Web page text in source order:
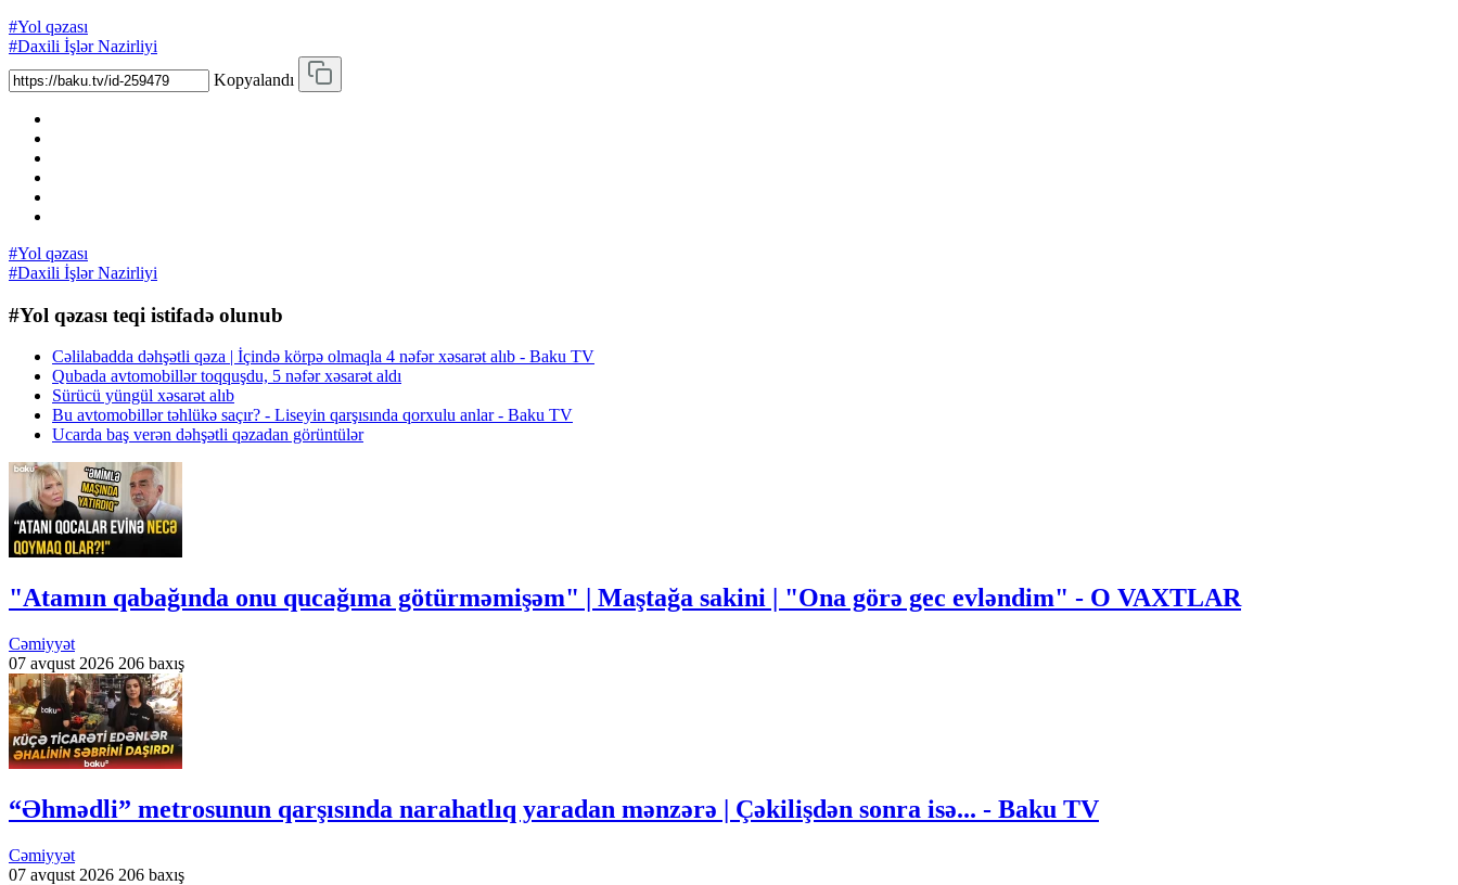
#Yol qəzası
#Daxili İşlər Nazirliyi
Kopyalandı
#Yol qəzası
#Daxili İşlər Nazirliyi
#Yol qəzası teqi istifadə olunub
Cəlilabadda dəhşətli qəza | İçində körpə olmaqla 4 nəfər xəsarət alıb - Baku TV
Qubada avtomobillər toqquşdu, 5 nəfər xəsarət aldı
Sürücü yüngül xəsarət alıb
Bu avtomobillər təhlükə saçır? - Liseyin qarşısında qorxulu anlar - Baku TV
Ucarda baş verən dəhşətli qəzadan görüntülər
"Atamın qabağında onu qucağıma götürməmişəm" | Maştağa sakini | "Ona görə gec evləndim" - O VAXTLAR
Cəmiyyət
07 avqust 2026 206 baxış
“Əhmədli” metrosunun qarşısında narahatlıq yaradan mənzərə | Çəkilişdən sonra isə... - Baku TV
Cəmiyyət
07 avqust 2026 206 baxış